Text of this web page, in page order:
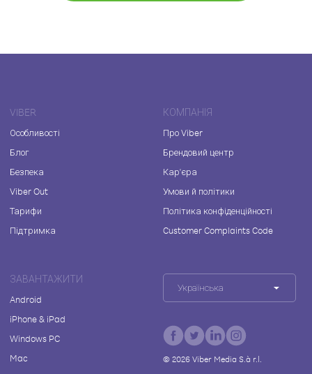
VIBER
Особливості
Блог
Безпека
Viber Out
Тарифи
Підтримка
КОМПАНІЯ
Про Viber
Брендовий центр
Кар'єра
Умови й політики
Політика конфіденційності
Customer Complaints Code
ЗАВАНТАЖИТИ
Android
iPhone & iPad
Windows PC
Mac
Українська
© 2026Viber Media S.à r.l.